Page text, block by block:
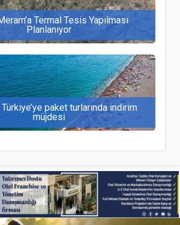
Termal Tesis Yapılması
Planlanıyor
Türkiye’ye paket turlarında indirim
müjdesi
Mutfağı F İstanbul’da Buluştu